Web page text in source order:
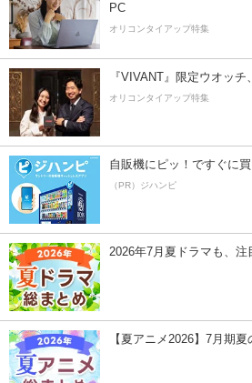
PC
オリコンタイアップ特集
『VIVANT』限定ウオッ
オリコンタイアップ特集
自販機にピッ！ですぐに
（PR）ジハンピ
2026年7月夏ドラマも、注
【夏アニメ2026】7月期